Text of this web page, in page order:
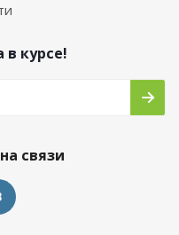
в курсе!
связи